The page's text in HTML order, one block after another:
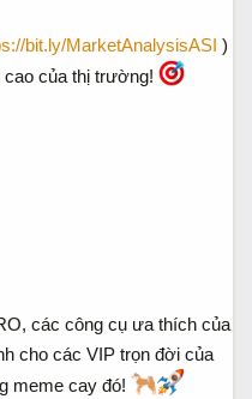
bit.ly/MarketAnalysisASI )
cao của thị trường!
các công cụ ưa thích của
cho các VIP trọn đời của
meme cay đó!